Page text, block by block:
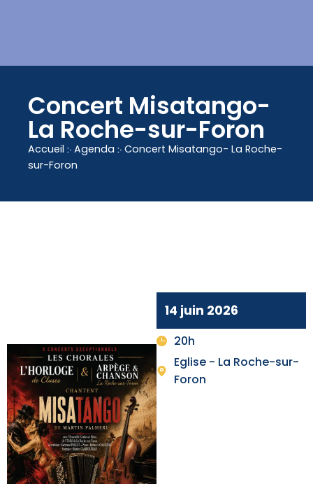
Concert Misatango-
La Roche-sur-Foron
Accueil ჻ Agenda ჻ Concert Misatango- La Roche-
sur-Foron
14 juin 2026
20h
Eglise - La Roche-sur-
Foron